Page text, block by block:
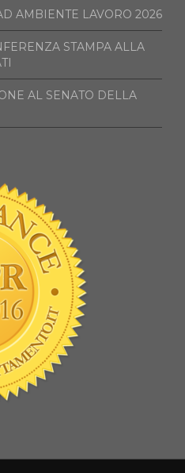
AMBIENTE LAVORO 2026
STAMPA ALLA
AL SENATO DELLA